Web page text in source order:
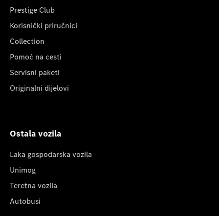
Prestige Club
Korisnički priručnici
Collection
Pomoć na cesti
Servisni paketi
Originalni dijelovi
Ostala vozila
Laka gospodarska vozila
Unimog
Teretna vozila
Autobusi